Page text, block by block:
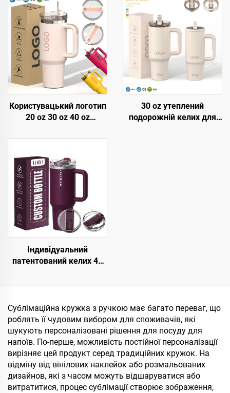
Користувацький логотип
20 oz 30 oz 40 oz
подвійні стіни вакуумний
кавовий келих 20 oz 30
oz 40 oz Тумблер з
ручкою
30 oz утеплений
подорожній келих для
Індивідуальний
патентований келих 40
ручкою, подорожній
кавовий келих для офісу,
набір-подарунок
Сублімаційна кружка з ручкою має багато переваг, що
роблять її чудовим вибором для споживачів, які
шукують персоналізовані рішення для посуду для
напоїв. По-перше, можливість постійної персоналізації
вирізняє цей продукт серед традиційних кружок. На
відміну від вінілових наклейок або розмальованих
дизайнов, які з часом можуть відшаруватися або
витратитися, процес сублімації створює зображення,